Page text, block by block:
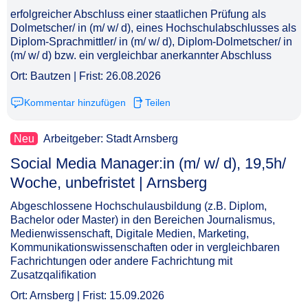
erfolgreicher Abschluss einer staatlichen Prüfung als
Dolmetscher/ in (m/ w/ d), eines Hochschulabschlusses als
Diplom-Sprachmittler/ in (m/ w/ d), Diplom-Dolmetscher/ in
(m/ w/ d) bzw. ein vergleichbar anerkannter Abschluss
Ort: Bautzen | Frist: 26.08.2026
Kommentar hinzufügen Teilen
Neu Arbeitgeber: Stadt Arnsberg
Social Media Manager:in (m/ w/ d), 19,5h/
Woche, unbefristet | Arnsberg​‌‌‌‌​‌​‌‌‌‌​‌​​‌‌‌
Abgeschlossene Hochschulausbildung (z.B. Diplom,
Bachelor oder Master) in den Bereichen Journalismus,
Medienwissenschaft, Digitale Medien, Marketing,
Kommunikationswissenschaften oder in vergleichbaren
Fachrichtungen oder andere Fachrichtung mit
Zusatzqalifikation
Ort: Arnsberg | Frist: 15.09.2026